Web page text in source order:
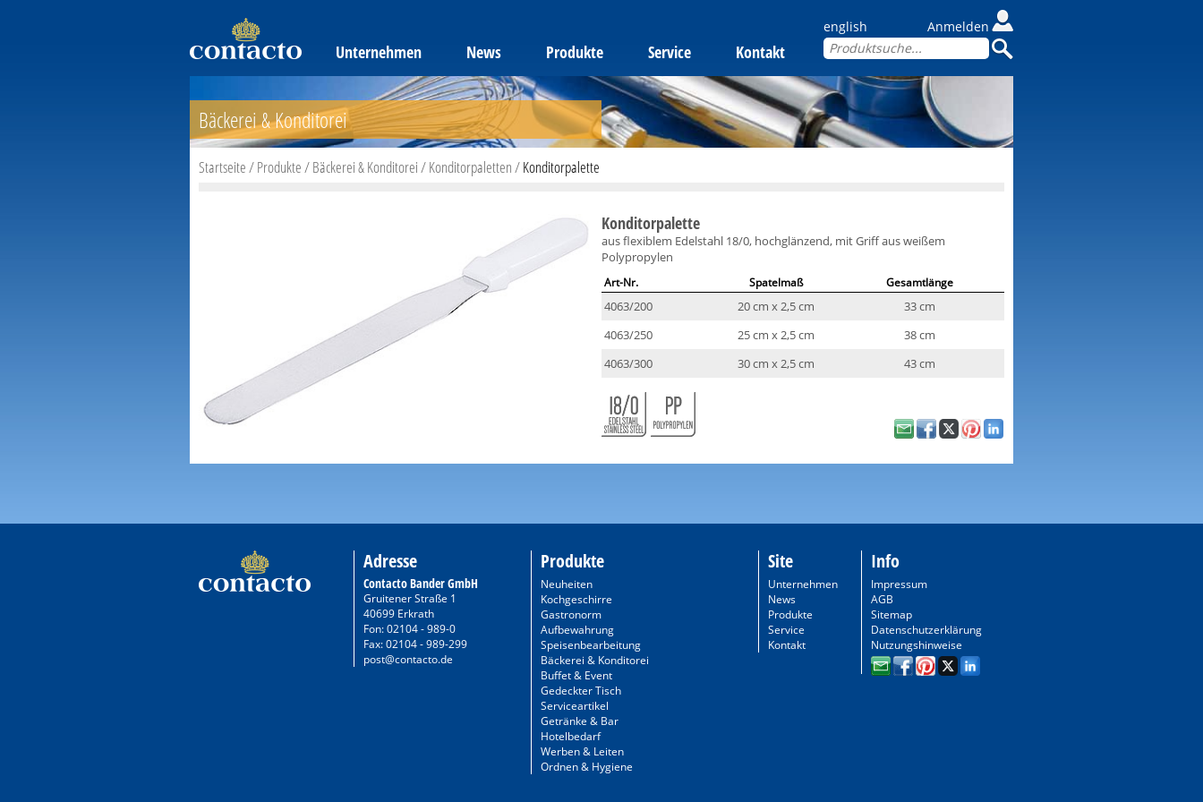
Unternehmen News Produkte Service Kontakt
english Anmelden
Bäckerei & Konditorei
Startseite/Produkte/Bäckerei & Konditorei/Konditorpaletten/Konditorpalette
Konditorpalette
aus flexiblem Edelstahl 18/0, hochglänzend, mit Griff aus weißem
Polypropylen
Art-Nr. Spatelmaß Gesamtlänge
4063/200 20 cm x 2,5 cm
33 cm
4063/250
25 cm x 2,5 cm
38 cm
4063/300
30 cm x 2,5 cm 43 cm
Adresse
Contacto Bander GmbH
Gruitener Straße 1
40699 Erkrath
Fon: 02104 - 989-0
Fax: 02104 - 989-299
post@contacto.de
Produkte
Neuheiten
Kochgeschirre
Gastronorm
Aufbewahrung
Speisenbearbeitung
Bäckerei & Konditorei
Buffet & Event
Gedeckter Tisch
Serviceartikel
Getränke & Bar
Hotelbedarf
Werben & Leiten
Ordnen & Hygiene
Site
Unternehmen
News
Produkte
Service
Kontakt
Info
Impressum
AGB
Sitemap
Datenschutzerklärung
Nutzungshinweise